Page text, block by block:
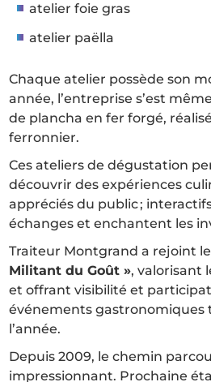
atelier foie gras
atelier paëlla
Chaque atelier possède son
année, l’entreprise s’est
de plancha en fer forgé,
ferronnier.
Ces ateliers de dégustation
découvrir des expériences
appréciés du public ;
échanges et enchantent les
Traiteur Montgrand a rejoint
Militant du Goût », valorisant
et offrant visibilité et
événements gastronomiques
l’année.
Depuis 2009, le chemin
impressionnant. Prochaine